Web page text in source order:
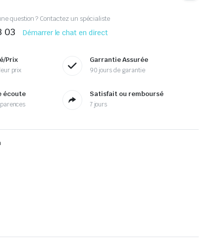
question ? Contactez un spécialiste
03 Démarrer le chat en direct
Prix
prix
Garrantie Assurée
90 jours de garantie
écoute Satisfait ou remboursé
7 jours